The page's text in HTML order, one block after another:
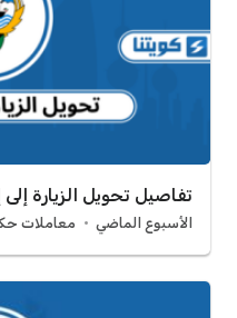
تفاصيل تحويل الزيارة إلى
الأسبوع الماضي معاملات